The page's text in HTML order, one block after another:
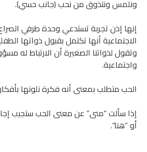
ونلمس ونتذوق من نحب (جانب حسي).
إنها إذن تجربة تستدعي وحدة طرفي
الاجتماعية أنها تكتمل بقبول ذواتها
وتقول لذواتنا الصغيرة أن الارتباط له
واجتماعية.
الحب متطلب بمعنى أنه فكرة نلونها
إذا سألت “منى” عن معنى الحب ستجيب
أو “هنا”.